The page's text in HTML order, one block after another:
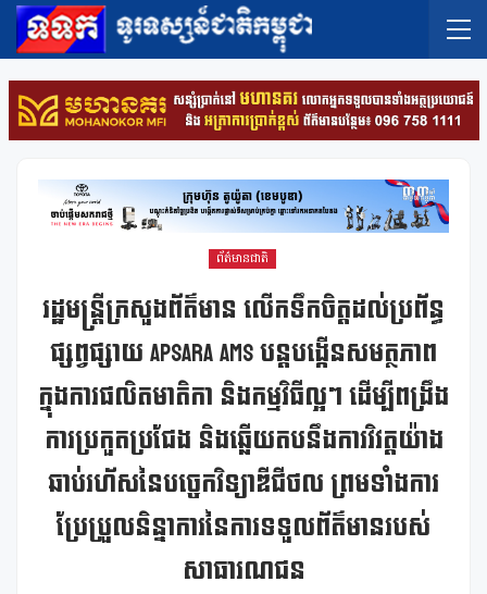
ព័ត៌មានជាតិ
រដ្ឋមន្ត្រីក្រសួងព័ត៌មាន លើកទឹកចិត្តដល់ប្រព័ន្ធ
ផ្សព្វផ្សាយ Apsara AMS បន្តបង្កើនសមត្ថភាព
ក្នុងការផលិតមាតិកា និងកម្មវិធីល្អៗ ដើម្បីពង្រឹង
ការប្រកួតប្រជែង និងឆ្លើយតបនឹងការវិវត្តយ៉ាង
ឆាប់រហ័សនៃបច្ចេកវិទ្យាឌីជីថល ព្រមទាំងការ
ប្រែប្រួលនិន្នាការនៃការទទួលព័ត៌មានរបស់
សាធារណជន